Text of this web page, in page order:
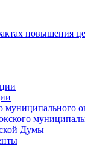
повышения
Думы